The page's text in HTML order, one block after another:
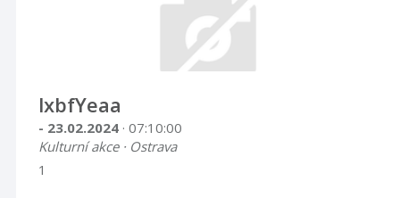
lxbfYeaa
- 23.02.2024 · 07:10:00
Kulturní akce · Ostrava
1